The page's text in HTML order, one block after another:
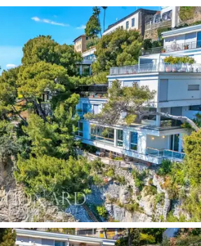
кухня, идеально
пространство, спроектирована
но ненавязчивое место для
обеспечивает безупречный
для приема гостей и
три спальни и две ванные
на тишину и созерцание.
почти как театральная
сопровождается игрой
средиземноморским